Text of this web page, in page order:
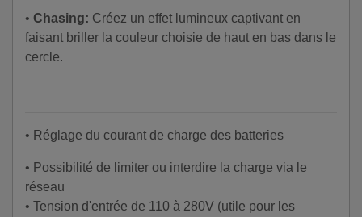
• Chasing: Créez un effet lumineux captivant en
faisant briller la couleur choisie de haut en bas dans le
cercle.
• Réglage du courant de charge des batteries
• Possibilité de limiter ou interdire la charge via le
réseau
• Tension d'entrée de 110 à 280V (utile pour les